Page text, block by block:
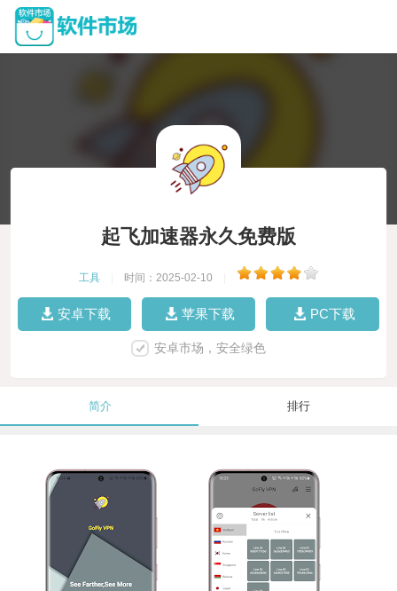
起飞加速器永久免费版
工具 时间：2025-02-10
安卓下载 苹果下载 PC下载
安卓市场，安全绿色
简介 排行